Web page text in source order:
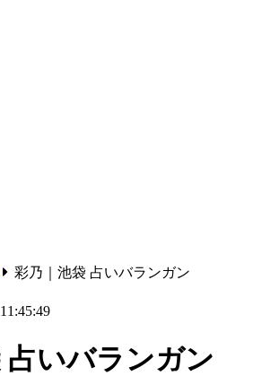
彩乃｜池袋 占いバランガン
占いバランガン